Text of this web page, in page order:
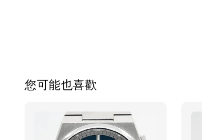
您可能也喜歡